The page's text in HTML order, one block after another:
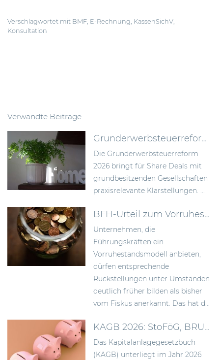
Verschlagwortet mit BMF, E-Rechnung, KassenSichV,
Konsultation
Verwandte Beiträge
Grunderwerbsteuerreform 2026: Bundesrat billigt Neuregelung der Signing-Closing-Problematik
Die Grunderwerbsteuerreform
2026 bringt für Share Deals mit
grundbesitzenden Gesellschaften
praxisrelevante Klarstellungen. ...
BFH-Urteil zum Vorruhestandsmodell: Rückstellungen früher bilden als bisher anerkannt
Unternehmen, die
Führungskräften ein
Vorruhestandsmodell anbieten,
dürfen entsprechende
Rückstellungen unter Umständen
deutlich früher bilden als bisher
vom Fiskus anerkannt. Das hat d...
KAGB 2026: StoFöG, BRUBEG und die Folgen für Asset Manager
Das Kapitalanlagegesetzbuch
(KAGB) unterliegt im Jahr 2026